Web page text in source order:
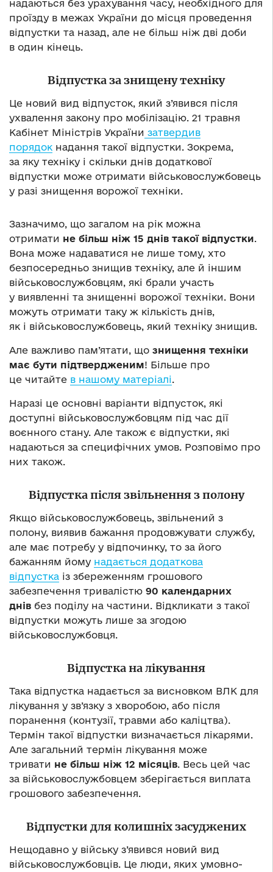
надаються без урахування часу, необхідного для
проїзду в межах України до місця проведення
відпустки та назад, але не більш ніж дві доби
в один кінець.
Відпустка за знищену техніку
Це новий вид відпусток, який з’явився після
ухвалення закону про мобілізацію. 21 травня
Кабінет Міністрів України затвердив
порядок надання такої відпустки. Зокрема,
за яку техніку і скільки днів додаткової
відпустки може отримати військовослужбовець
у разі знищення ворожої техніки.
Зазначимо, що загалом на рік можна
отримати не більш ніж 15 днів такої відпустки.
Вона може надаватися не лише тому, хто
безпосередньо знищив техніку, але й іншим
військовослужбовцям, які брали участь
у виявленні та знищенні ворожої техніки. Вони
можуть отримати таку ж кількість днів,
як і військовослужбовець, який техніку знищив.
Але важливо пам’ятати, що знищення техніки
має бути підтвердженим! Більше про
це читайте в нашому матеріалі.
Наразі це основні варіанти відпусток, які
доступні військовослужбовцям під час дії
воєнного стану. Але також є відпустки, які
надаються за специфічних умов. Розповімо про
них також.
Відпустка після звільнення з полону
Якщо військовослужбовець, звільнений з
полону, виявив бажання продовжувати службу,
але має потребу у відпочинку, то за його
бажанням йому надається додаткова
відпустка із збереженням грошового
забезпечення тривалістю 90 календарних
днів без поділу на частини. Відкликати з такої
відпустки можуть лише за згодою
військовослужбовця.
Відпустка на лікування
Така відпустка надається за висновком ВЛК для
лікування у зв’язку з хворобою, або після
поранення (контузії, травми або каліцтва).
Термін такої відпустки визначається лікарями.
Але загальний термін лікування може
тривати не більш ніж 12 місяців. Весь цей час
за військовослужбовцем зберігається виплата
грошового забезпечення.
Відпустки для колишніх засуджених
Нещодавно у війську з’явився новий вид
військовослужбовців. Це люди, яких умовно-